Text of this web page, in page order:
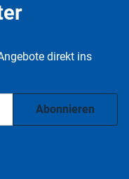
direkt ins
Abonnieren